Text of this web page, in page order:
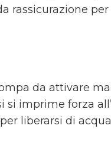
rassicurazione
da attivare
si imprime forza
liberarsi di